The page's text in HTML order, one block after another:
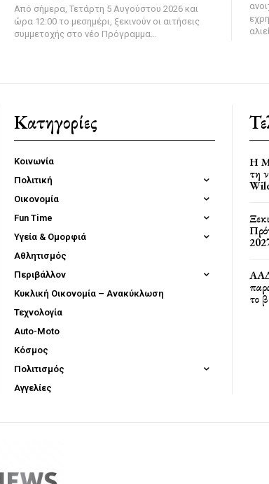
Από σήμερα, Τετάρτη 5 Αυγούστου 2026 και
ώρα 12:00 το μεσημέρι, ξεκινούν οι αιτήσεις
συμμετοχής στο νέο Πρόγραμμα...
Κατηγορίες
Κοινωνία
Πολιτική
Οικονομία
Fun Time
Υγεία & Ομορφιά
Αθλητισμός
Περιβάλλον
Κυκλική Οικονομία – Ανακύκλωση
Τεχνολογία
Auto-Moto
Κόσμος
Πολιτισμός
Αγγελίες
Η
τη
το